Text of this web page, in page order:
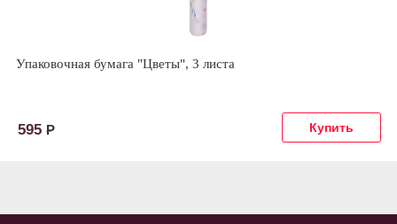
Упаковочная бумага "Цветы", 3 листа
595 Р